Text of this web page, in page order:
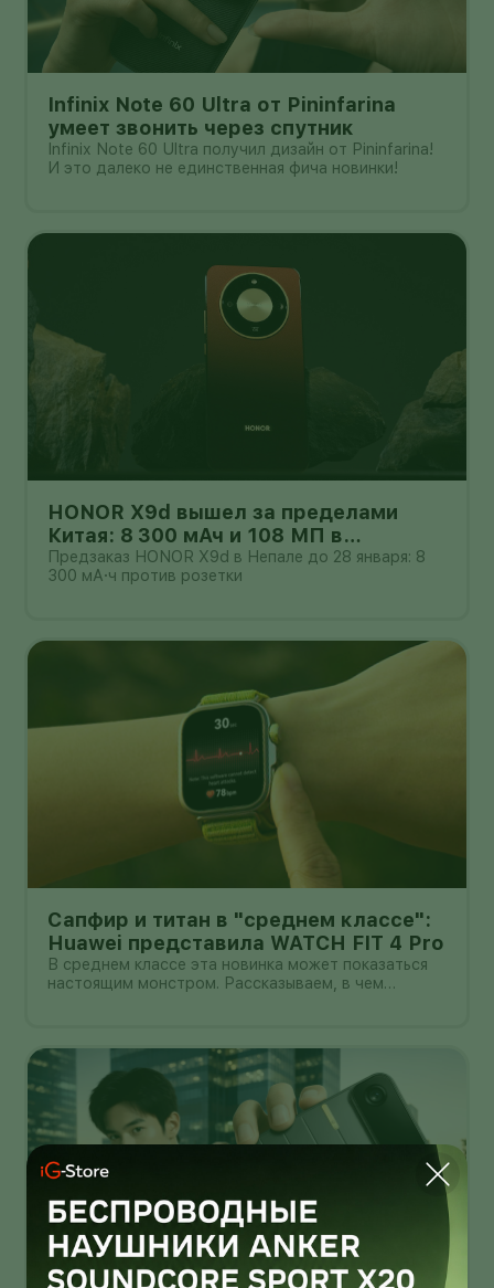
Infinix Note 60 Ultra от Pininfarina
умеет звонить через спутник
Infinix Note 60 Ultra получил дизайн от Pininfarina!
И это далеко не единственная фича новинки!
HONOR X9d вышел за пределами
Китая: 8 300 мАч и 108 МП в
бюджетном классе
Предзаказ HONOR X9d в Непале до 28 января: 8
300 мА·ч против розетки
Сапфир и титан в "среднем классе":
Huawei представила WATCH FIT 4 Pro
В среднем классе эта новинка может показаться
настоящим монстром. Рассказываем, в чем